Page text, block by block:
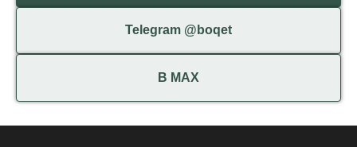
Telegram @boqet
В МАХ